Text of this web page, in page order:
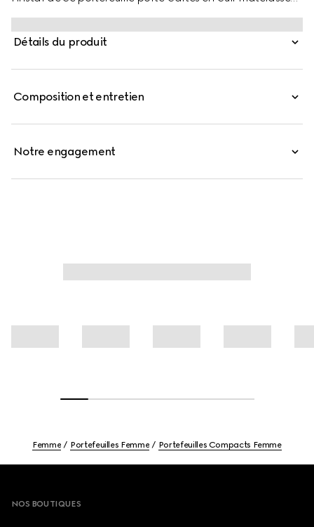
beige rosé à motif chevron, orné du logo Double G coloris
doré clair.
Détails du produit
Composition et entretien
Notre engagement
Femme Portefeuilles Femme Portefeuilles Compacts Femme
NOS BOUTIQUES